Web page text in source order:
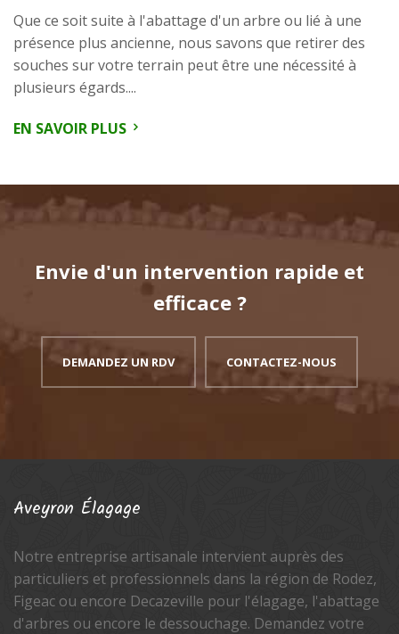
Que ce soit suite à l'abattage d'un arbre ou lié à une
présence plus ancienne, nous savons que retirer des
souches sur votre terrain peut être une nécessité à
plusieurs égards....
EN SAVOIR PLUS
Envie d'un intervention rapide et
efficace ?
DEMANDEZ UN RDV CONTACTEZ-NOUS
Aveyron Élagage
Notre entreprise artisanale intervient auprès des
particuliers et professionnels dans la région de Rodez,
Figeac ou encore Decazeville pour l'élagage, l'abattage
d'arbres ou encore le dessouchage. Demandez votre